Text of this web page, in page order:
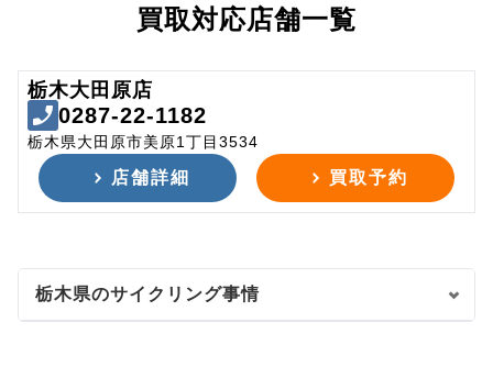
買取対応店舗一覧
栃木大田原店
0287-22-1182
栃木県大田原市美原1丁目3534
店舗詳細 買取予約
栃木県のサイクリング事情